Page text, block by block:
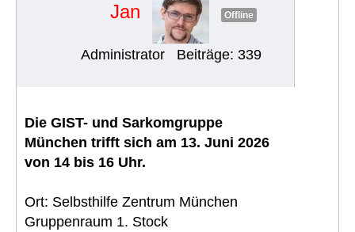
Jan Offline
Administrator Beiträge: 339
Die GIST- und Sarkomgruppe
München trifft sich am 13. Juni 2026
von 14 bis 16 Uhr.
Ort: Selbsthilfe Zentrum München
Gruppenraum 1. Stock